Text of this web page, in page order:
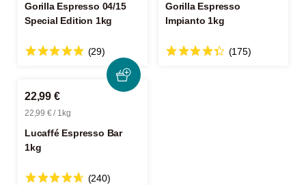
Gorilla Espresso 04/15
Special Edition 1kg
(29)
Gorilla Espresso
Impianto 1kg
(175)
22,99 €
22,99 € / 1kg
Lucaffé Espresso Bar
1kg
(240)